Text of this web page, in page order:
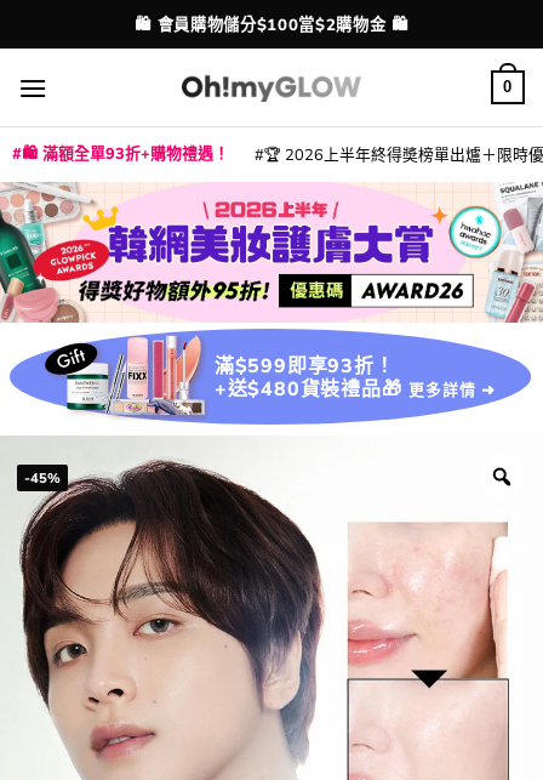
to
content
配送港澳
💳 支援消費券、FPS、八達通、PAYME、信用卡付款
0
🛍️ 滿額全單93折+購物禮遇！ 🏆 2026上半年終得奬榜單出爐＋限時
滿$599即享93折！
+送$480貨裝禮品🎁 更多詳情 ➜
-45%